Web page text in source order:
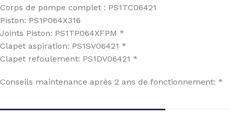
Corps de pompe complet : PS1TC06421
Piston: PS1P064X316
Joints Piston: PS1TP064XFPM *
Clapet aspiration: PS1SV06421 *
Clapet refoulement: PS1DV06421 *
Conseils maintenance après 2 ans de fonctionnement: *